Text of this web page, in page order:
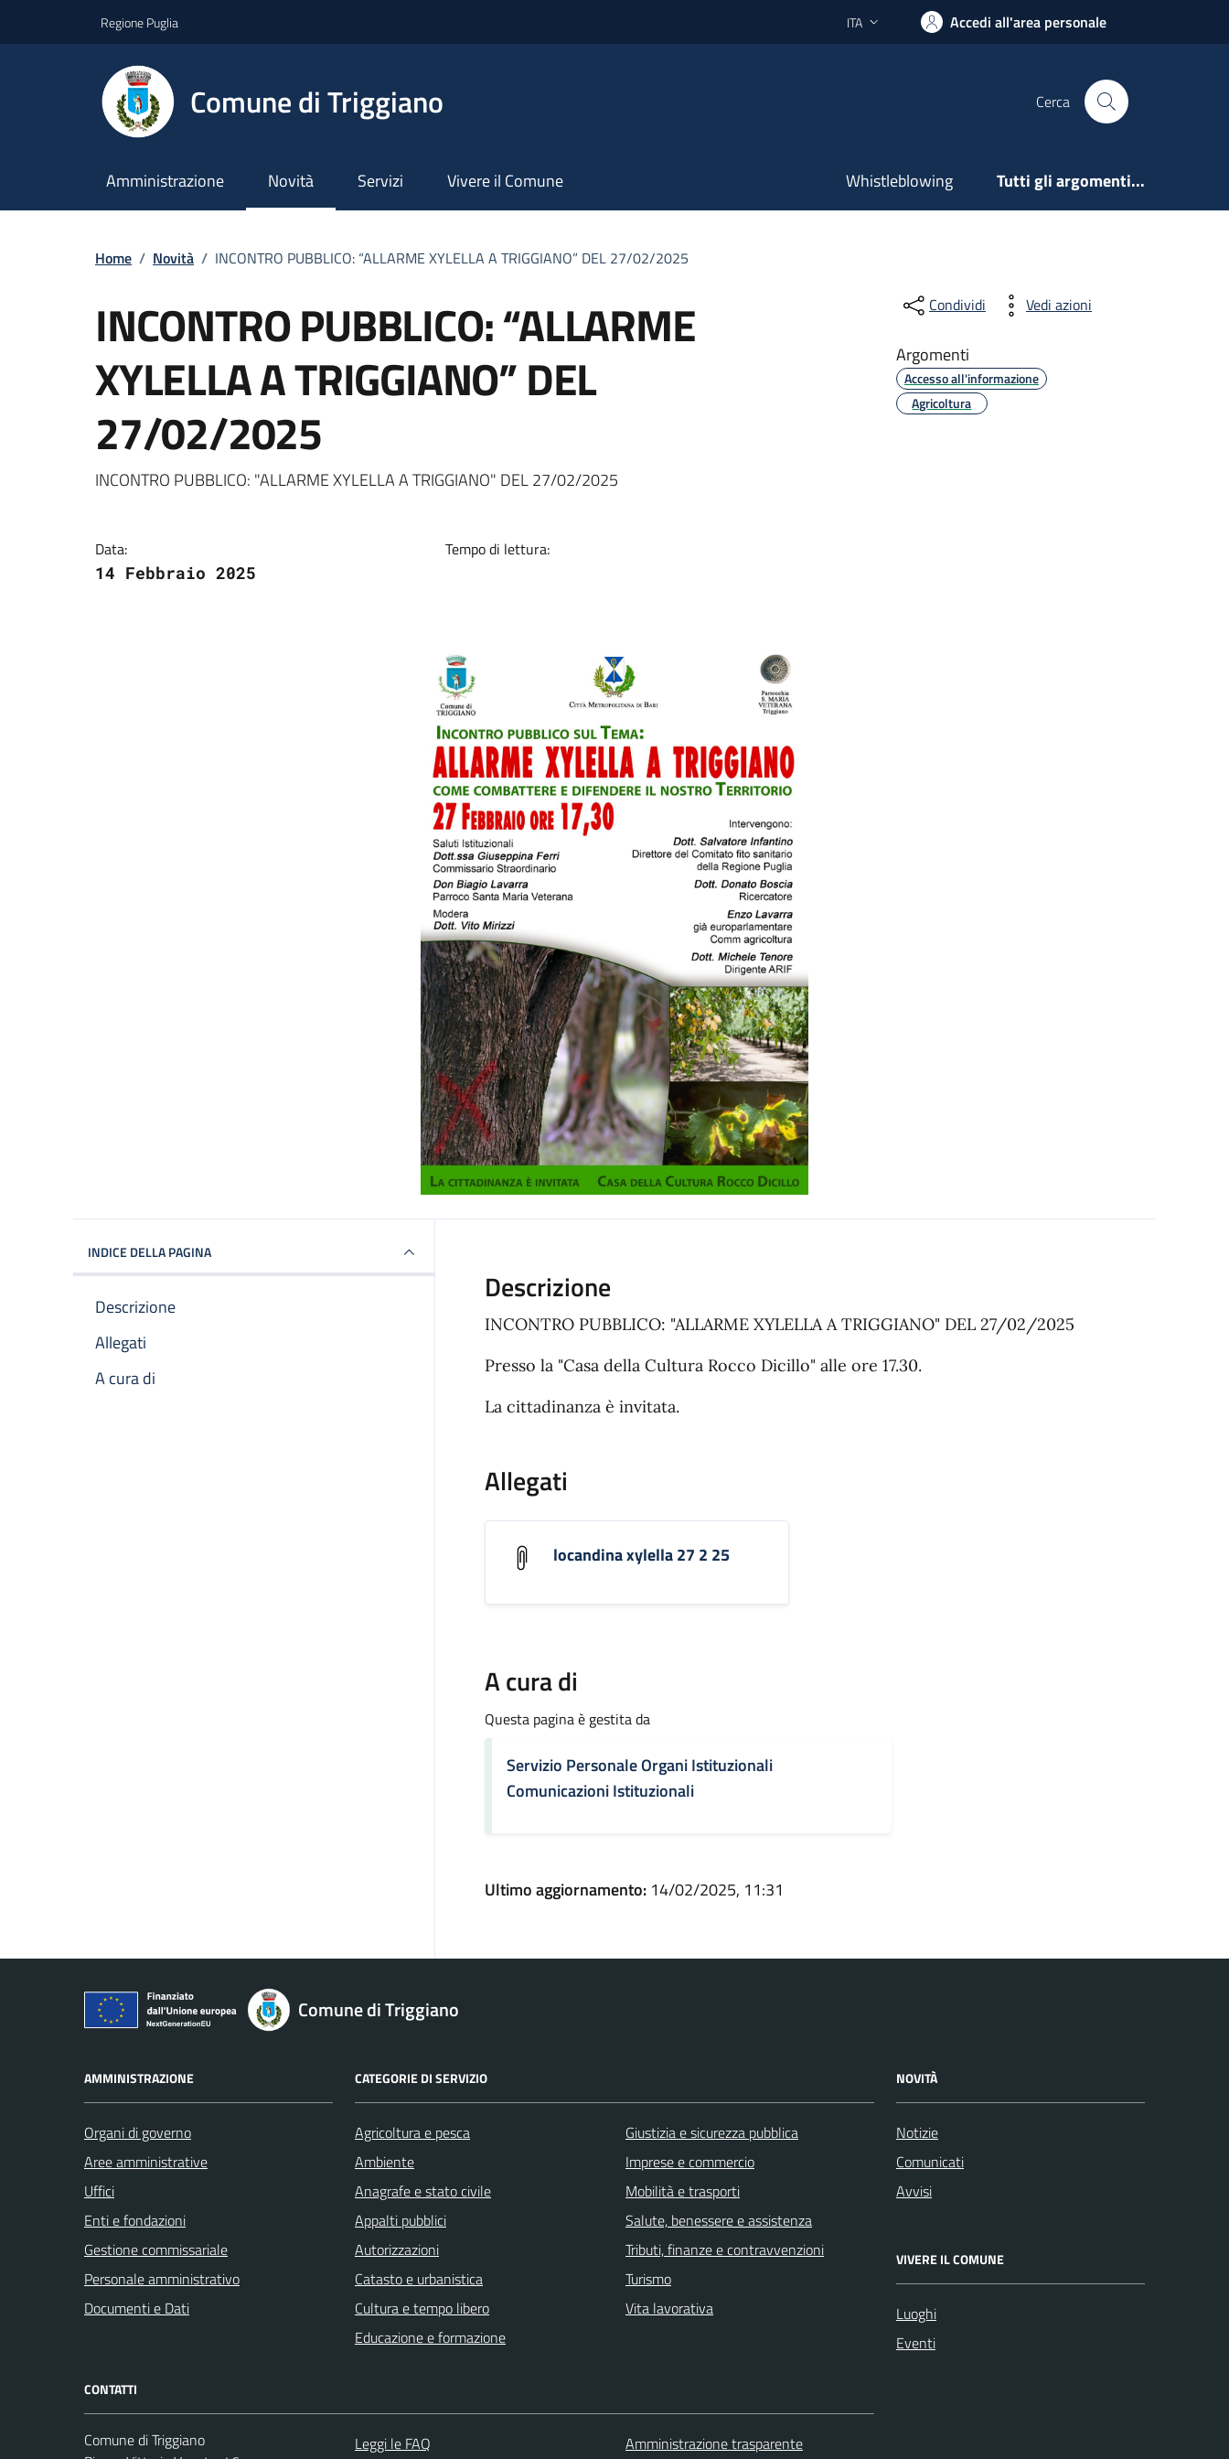
Regione Puglia Lingua attiva:
ITA Accedi all'area personale
Comune di Triggiano Cerca
Amministrazione Novità Servizi Vivere il Comune Whistleblowing Tutti gli argomenti...
Home / Novità / INCONTRO PUBBLICO: “ALLARME XYLELLA A TRIGGIANO” DEL 27/02/2025
INCONTRO PUBBLICO: “ALLARME
XYLELLA A TRIGGIANO” DEL
27/02/2025
Dettagli della notizia
INCONTRO PUBBLICO: "ALLARME XYLELLA A TRIGGIANO" DEL 27/02/2025
Data:
14 Febbraio 2025
Tempo di lettura:
Condividi Vedi azioni
Argomenti
Accesso all'informazione
Agricoltura
INDICE DELLA PAGINA
Descrizione
Allegati
A cura di
Descrizione
INCONTRO PUBBLICO: "ALLARME XYLELLA A TRIGGIANO" DEL 27/02/2025
Presso la "Casa della Cultura Rocco Dicillo" alle ore 17.30.
La cittadinanza è invitata.
Allegati
locandina xylella 27 2 25
A cura di
Questa pagina è gestita da
Servizio Personale Organi Istituzionali
Comunicazioni Istituzionali
Ultimo aggiornamento: 14/02/2025, 11:31
Comune di Triggiano
AMMINISTRAZIONE
Organi di governo
Aree amministrative
Uffici
Enti e fondazioni
Gestione commissariale
Personale amministrativo
Documenti e Dati
CATEGORIE DI SERVIZIO
Agricoltura e pesca
Ambiente
Anagrafe e stato civile
Appalti pubblici
Autorizzazioni
Catasto e urbanistica
Cultura e tempo libero
Educazione e formazione
Giustizia e sicurezza pubblica
Imprese e commercio
Mobilità e trasporti
Salute, benessere e assistenza
Tributi, finanze e contravvenzioni
Turismo
Vita lavorativa
NOVITÀ
Notizie
Comunicati
Avvisi
VIVERE IL COMUNE
Luoghi
Eventi
CONTATTI
Comune di Triggiano
Leggi le FAQ Amministrazione trasparente